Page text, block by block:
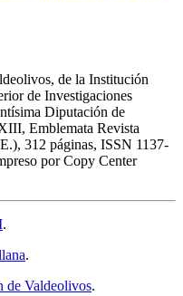
de la Institución
de Investigaciones
Diputación de
Emblemata Revista
312 páginas, ISSN 1137-
por Copy Center
.
.
de Valdeolivos.